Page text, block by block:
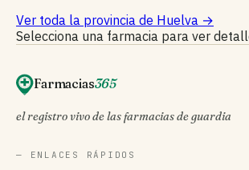
Ver toda la provincia de Huelva →
Selecciona una farmacia para ver
Farmacias365
el registro vivo de las farmacias de guardia
— ENLACES RÁPIDOS